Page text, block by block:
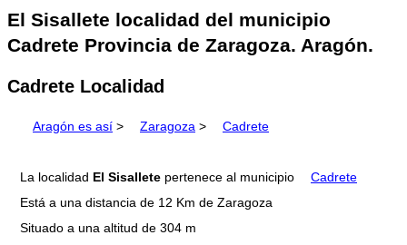
El Sisallete localidad del municipio
Cadrete Provincia de Zaragoza. Aragón.
Cadrete Localidad
Aragón es así > Zaragoza > Cadrete
La localidad El Sisallete pertenece al municipio
Cadrete
Está a una distancia de 12 Km de Zaragoza
Situado a una altitud de 304 m